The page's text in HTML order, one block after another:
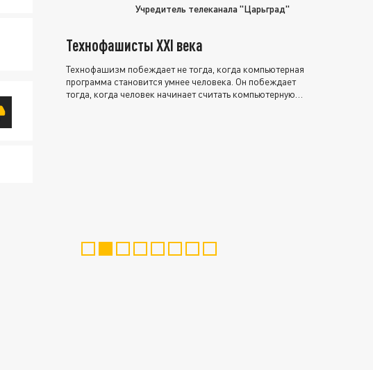
Учредитель телеканала "Царьград"
Технофашисты XXI века
Технофашизм побеждает не тогда, когда компьютерная
программа становится умнее человека. Он побеждает
тогда, когда человек начинает считать компьютерную